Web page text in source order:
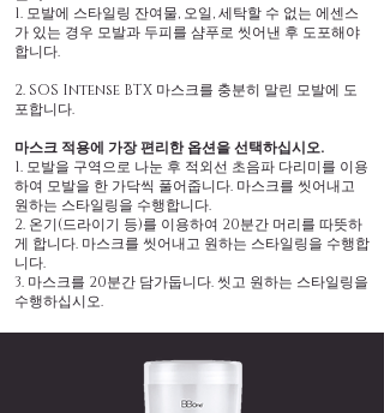
1. 모발에 스타일링 잔여물, 오일, 세탁할 수 없는 에센스
가 있는 경우 모발과 두피를 샴푸로 씻어낸 후 도포해야
합니다.
2. SOS Intense BTX 마스크를 충분히 말린 모발에 도
포합니다.
마스크 적용에 가장 편리한 옵션을 선택하십시오.
1. 모발을 구역으로 나눈 후 적외선 초음파 다리미를 이용
하여 모발을 한 가닥씩 풀어줍니다. 마스크를 씻어내고
원하는 스타일링을 수행합니다.
2. 온기(드라이기 등)를 이용하여 20분간 머리를 따뜻하
게 합니다. 마스크를 씻어내고 원하는 스타일링을 수행합
니다.
3. 마스크를 20분간 담가둡니다. 씻고 원하는 스타일링을
수행하십시오.